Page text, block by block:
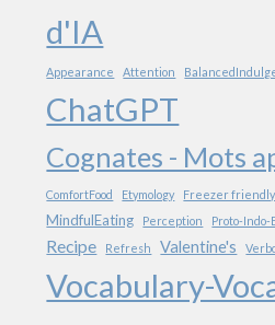
d'IA
Appearance Attention
ChatGPT
Cognates - Mots
ComfortFood Etymology Freezer friendly
MindfulEating Perception Proto-Indo-
Recipe Refresh Valentine's
Vocabulary-